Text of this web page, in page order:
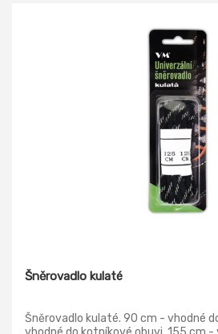
Šněrovadlo kulaté
Šněrovadlo kulaté. 90 cm - vhodné